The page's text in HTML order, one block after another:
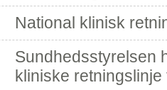
National klinisk
Sundhedsstyrelsen
kliniske